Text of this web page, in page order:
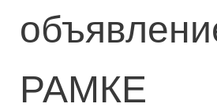
РАМКЕ